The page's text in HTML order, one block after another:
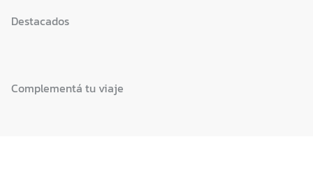
Destacados
Complementá tu viaje